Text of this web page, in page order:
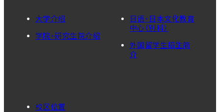
大学介绍
学院・研究生院介绍
日语・日本文化教育
中心（别科）
外国留学生招生简
介
校区位置